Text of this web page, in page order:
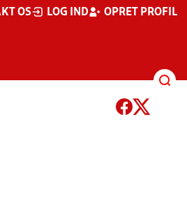
OS LOG IND OPRET PROFIL